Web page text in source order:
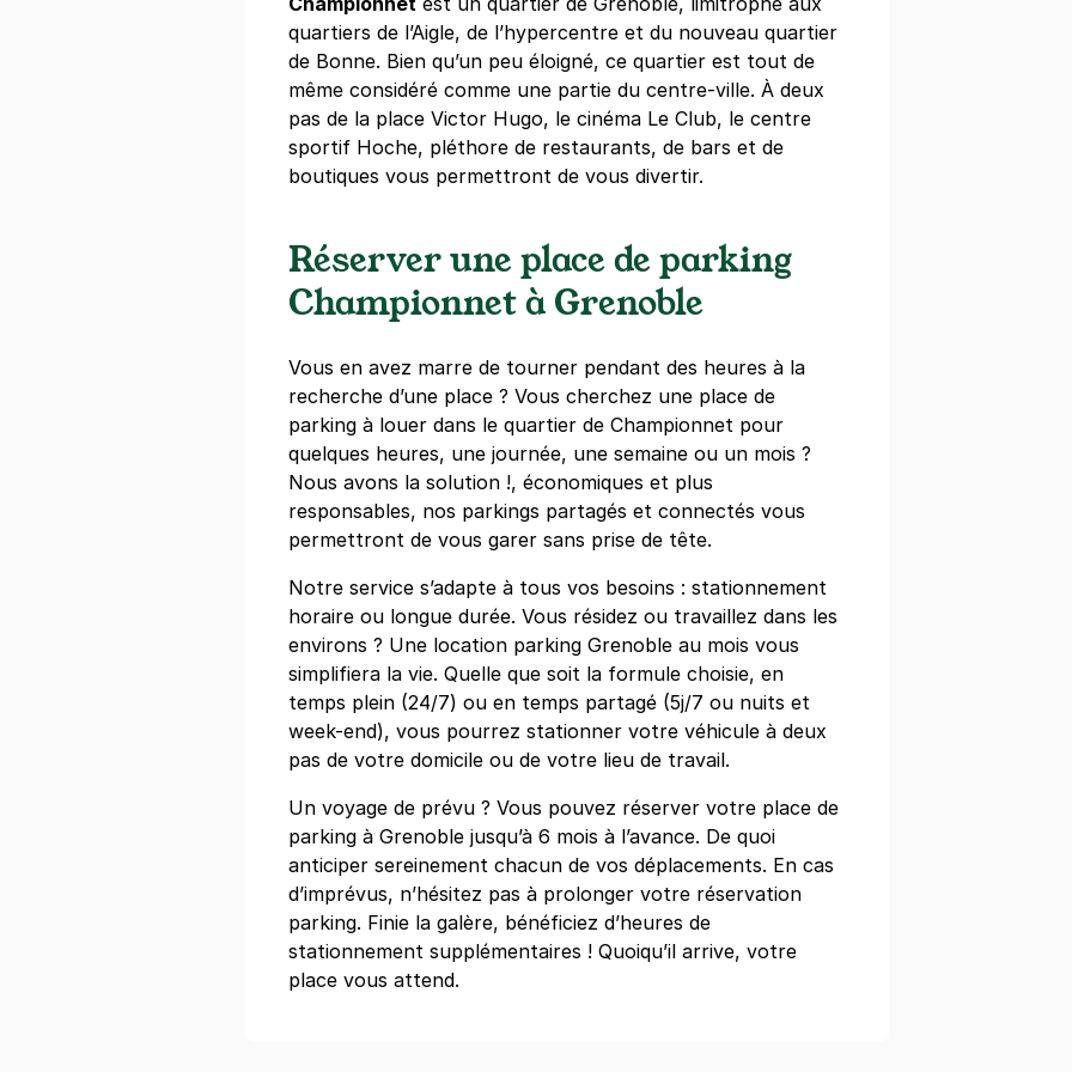
Gare de Grenoble - Le Hüb Apparthotel
Rue Paul Billat
38000Grenoble
4,7(95 avis)
Réserver
+ Abonnements disponibles
Grenoble - Palais des Sports - Halle
Clémenceau
33 rue Moyrand
38100Grenoble
4,7(5 avis)
Réserver
Grenoble - Chorier-Berriat - La Belle Electrique
30 rue Ampère
38000Grenoble
3,3(2 avis)
+ Abonnements disponibles
Grenoble - Gare de Grenoble - Les Estudines
60/62 rue Félix Esclangon
38000Grenoble
4,6
quartiers de l’Aigle, de l’hypercentre et du nouveau quartier
de Bonne. Bien qu’un peu éloigné, ce quartier est tout de
même considéré comme une partie du centre-ville. À deux
pas de la place Victor Hugo, le cinéma Le Club, le centre
sportif Hoche, pléthore de restaurants, de bars et de
boutiques vous permettront de vous divertir.
Réserver une place de parking
Championnet à Grenoble
Vous en avez marre de tourner pendant des heures à la
recherche d’une place ? Vous cherchez une place de
parking à louer dans le quartier de Championnet pour
quelques heures, une journée, une semaine ou un mois ?
Nous avons la solution !, économiques et plus
responsables, nos parkings partagés et connectés vous
permettront de vous garer sans prise de tête.
Notre service s’adapte à tous vos besoins : stationnement
horaire ou longue durée. Vous résidez ou travaillez dans les
environs ? Une location parking Grenoble au mois vous
simplifiera la vie. Quelle que soit la formule choisie, en
temps plein (24/7) ou en temps partagé (5j/7 ou nuits et
week-end), vous pourrez stationner votre véhicule à deux
pas de votre domicile ou de votre lieu de travail.
Un voyage de prévu ? Vous pouvez réserver votre place de
parking à Grenoble jusqu’à 6 mois à l’avance. De quoi
anticiper sereinement chacun de vos déplacements. En cas
d’imprévus, n’hésitez pas à prolonger votre réservation
parking. Finie la galère, bénéficiez d’heures de
stationnement supplémentaires ! Quoiqu’il arrive, votre
place vous attend.